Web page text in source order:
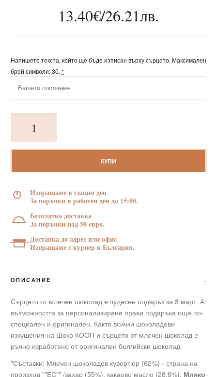
Корпоративни подаръци
13.40€/26.21лв.
Напишете текста, който ще бъде изписан върху сърцето. Максимален
брой символи: 30. *
Млечно
сърце
надпис
8-
март"
г
КУПИ
Изпращаме в същия ден
За поръчки в работен ден до 15:00.
Безплатна доставка
За поръчки над 50 евро.
Доставка до адрес или офис
Изпращаме с куриер в България.
ОПИСАНИЕ
Сърцето от млечен шоколад е чудесен подарък за 8 март. А
възможността за персонализиране прави подаръка още по-
специален и оригинален. Както всички шоколадови
изкушения на Шоко КООП и сърцето от млечен шоколад е
ръчно изработено от оригинален белгийски шоколад.
"Съставки: Млечен шоколадов кувертюр (62%) - страна на
произход ""ЕС"" /захар (55%), какаово масло (28.8%), Мляко